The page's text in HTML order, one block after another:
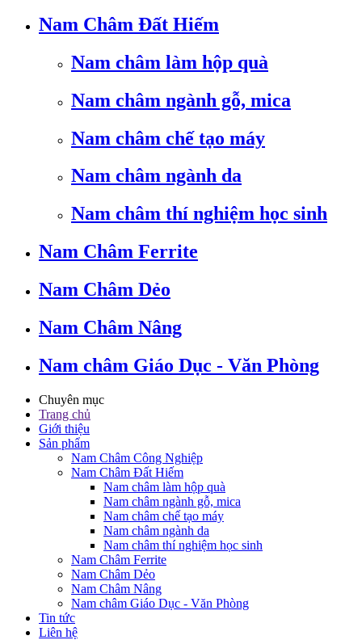
Nam Châm Đất Hiếm
Nam châm làm hộp quà
Nam châm ngành gỗ, mica
Nam châm chế tạo máy
Nam châm ngành da
Nam châm thí nghiệm học sinh
Nam Châm Ferrite
Nam Châm Dẻo
Nam Châm Nâng
Nam châm Giáo Dục - Văn Phòng
Chuyên mục
Trang chủ
Giới thiệu
Sản phẩm
Nam Châm Công Nghiệp
Nam Châm Đất Hiếm
Nam châm làm hộp quà
Nam châm ngành gỗ, mica
Nam châm chế tạo máy
Nam châm ngành da
Nam châm thí nghiệm học sinh
Nam Châm Ferrite
Nam Châm Dẻo
Nam Châm Nâng
Nam châm Giáo Dục - Văn Phòng
Tin tức
Liên hệ